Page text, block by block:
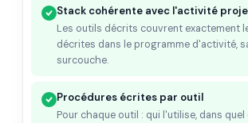
Stack cohérente avec l'activité
Les outils décrits couvrent exactement
décrites dans le programme d'activité,
surcouche.
Procédures écrites par outil
Pour chaque outil : qui l'utilise, dans quel